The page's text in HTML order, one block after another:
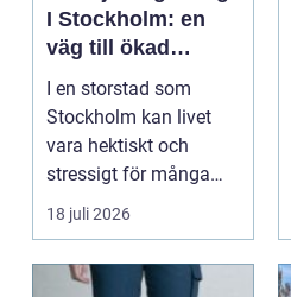
I Stockholm: en
väg till ökad
harmoni och
förståelse
I en storstad som
Stockholm kan livet
vara hektiskt och
stressigt för många
familjer. Kon...
18 juli 2026